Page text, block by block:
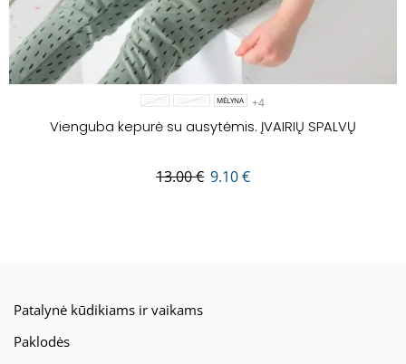
JUODA KREMINĖ MĖLYNA +4
Vienguba kepurė su ausytėmis. ĮVAIRIŲ SPALVŲ
13.00€ 9.10€
Patalynė kūdikiams ir vaikams
Paklodės